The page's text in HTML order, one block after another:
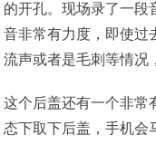
的开孔。现场录了一段
音非常有力度，即使过
流声或者是毛刺等情况
这个后盖还有一个非常
态下取下后盖，手机会